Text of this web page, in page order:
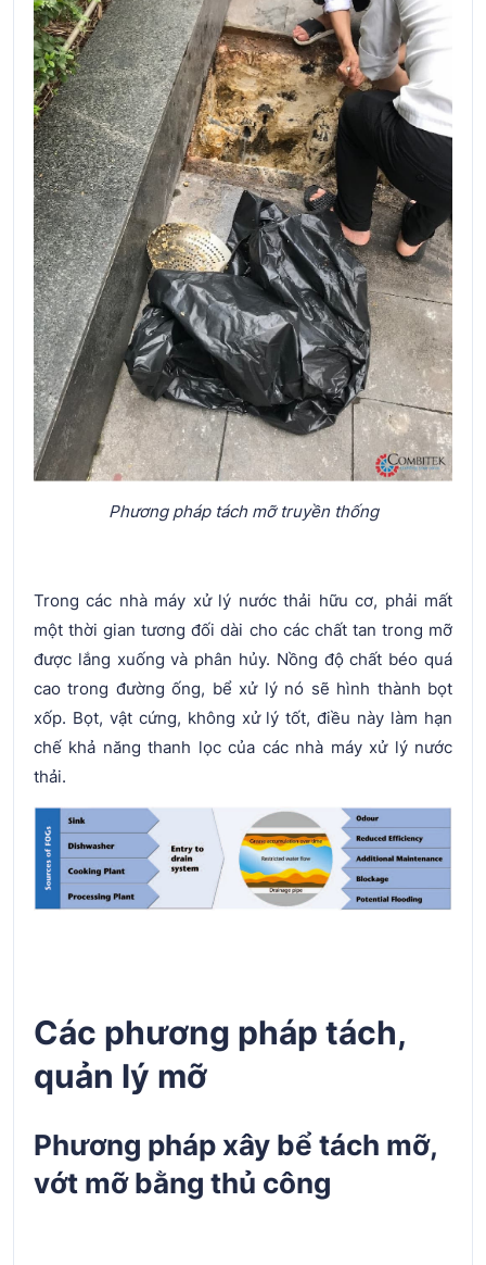
Phương pháp tách mỡ truyền thống
Trong các nhà máy xử lý nước thải hữu cơ, phải mất
một thời gian tương đối dài cho các chất tan trong mỡ
được lắng xuống và phân hủy. Nồng độ chất béo quá
cao trong đường ống, bể xử lý nó sẽ hình thành bọt
xốp. Bọt, vật cứng, không xử lý tốt, điều này làm hạn
chế khả năng thanh lọc của các nhà máy xử lý nước
thải.
Các phương pháp tách,
quản lý mỡ
Phương pháp xây bể tách mỡ,
vớt mỡ bằng thủ công